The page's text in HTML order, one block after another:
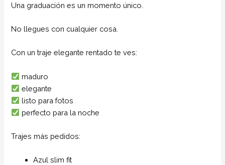
Una graduación es un momento único.
No llegues con cualquier cosa.
Con un traje elegante rentado te ves:
maduro
elegante
listo para fotos
perfecto para la noche
Trajes más pedidos:
Azul slim fit